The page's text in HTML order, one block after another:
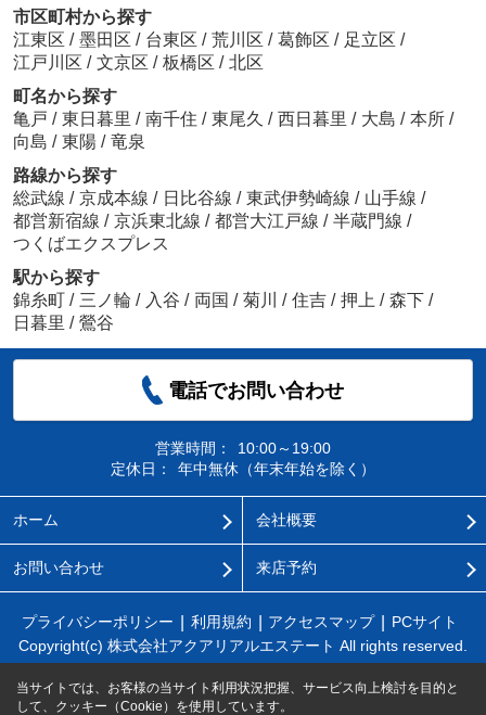
市区町村から探す
江東区 / 墨田区 / 台東区 / 荒川区 / 葛飾区 / 足立区 /
江戸川区 / 文京区 / 板橋区 / 北区
町名から探す
亀戸 / 東日暮里 / 南千住 / 東尾久 / 西日暮里 / 大島 / 本所 /
向島 / 東陽 / 竜泉
路線から探す
総武線 / 京成本線 / 日比谷線 / 東武伊勢崎線 / 山手線 /
都営新宿線 / 京浜東北線 / 都営大江戸線 / 半蔵門線 /
つくばエクスプレス
駅から探す
錦糸町 / 三ノ輪 / 入谷 / 両国 / 菊川 / 住吉 / 押上 / 森下 /
日暮里 / 鶯谷
電話でお問い合わせ
営業時間：
10:00～19:00
定休日：
年中無休（年末年始を除く）
ホーム 会社概要
お問い合わせ 来店予約
プライバシーポリシー 利用規約 アクセスマップ
PCサイト
Copyright(c) 株式会社アクアリアルエステート All rights reserved.
当サイトでは、お客様の当サイト利用状況把握、サービス向上検討を目的と
して、クッキー（Cookie）を使用しています。